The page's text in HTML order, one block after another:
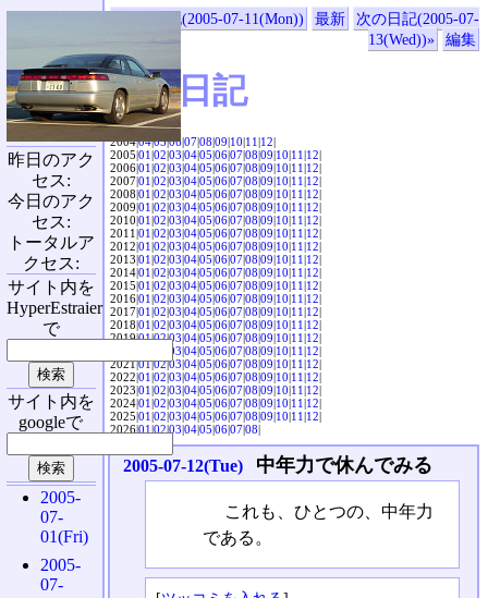
«前の日記(2005-07-11(Mon)) 最新
次の日記(2005-07-
13(Wed))»
編集
SVX日記
2004|04|05|06|07|08|09|10|11|12|
2005|01|02|03|04|05|06|07|08|09|10|11|12|
2006|01|02|03|04|05|06|07|08|09|10|11|12|
2007|01|02|03|04|05|06|07|08|09|10|11|12|
2008|01|02|03|04|05|06|07|08|09|10|11|12|
2009|01|02|03|04|05|06|07|08|09|10|11|12|
2010|01|02|03|04|05|06|07|08|09|10|11|12|
2011|01|02|03|04|05|06|07|08|09|10|11|12|
2012|01|02|03|04|05|06|07|08|09|10|11|12|
2013|01|02|03|04|05|06|07|08|09|10|11|12|
2014|01|02|03|04|05|06|07|08|09|10|11|12|
2015|01|02|03|04|05|06|07|08|09|10|11|12|
2016|01|02|03|04|05|06|07|08|09|10|11|12|
2017|01|02|03|04|05|06|07|08|09|10|11|12|
2018|01|02|03|04|05|06|07|08|09|10|11|12|
2019|01|02|03|04|05|06|07|08|09|10|11|12|
03|04|05|06|07|08|09|10|11|12|
2021|01|02|03|04|05|06|07|08|09|10|11|12|
2022|01|02|03|04|05|06|07|08|09|10|11|12|
2023|01|02|03|04|05|06|07|08|09|10|11|12|
2024|01|02|03|04|05|06|07|08|09|10|11|12|
2025|01|02|03|04|05|06|07|08|09|10|11|12|
2026|01|02|03|04|05|06|07|08|
2005-07-12(Tue) 中年力で休んでみる
これも、ひとつの、中年力
である。
昨日のアク
セス:
今日のアク
セス:
トータルア
クセス:
サイト内を
HyperEstraier
で
サイト内を
googleで
2005-
07-
01(Fri)
2005-
07-